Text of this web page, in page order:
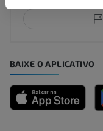
BAIXE O APLICATIVO